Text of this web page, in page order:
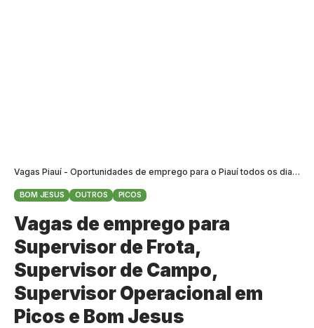
Vagas Piauí - Oportunidades de emprego para o Piauí todos os dias>
BOM JESUS OUTROS PICOS
Vagas de emprego para
Supervisor de Frota,
Supervisor de Campo,
Supervisor Operacional em
Picos e Bom Jesus